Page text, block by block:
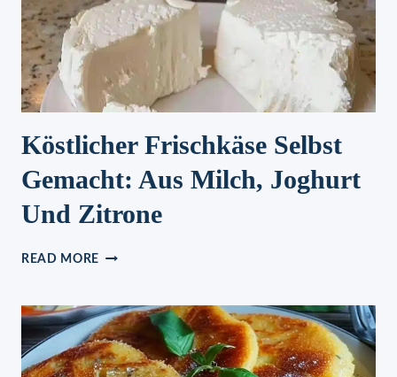
Köstlicher Frischkäse Selbst
Gemacht: Aus Milch, Joghurt
Und Zitrone
READ MORE KÖSTLICHER
GEMACHT:
AUS
MILCH,
JOGHURT